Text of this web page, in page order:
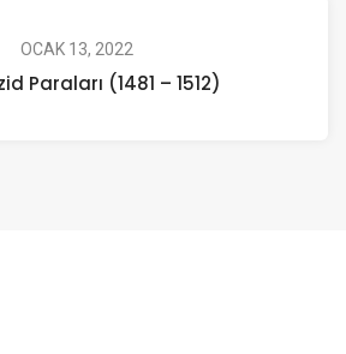
OCAK 13, 2022
Paraları (1481 – 1512)